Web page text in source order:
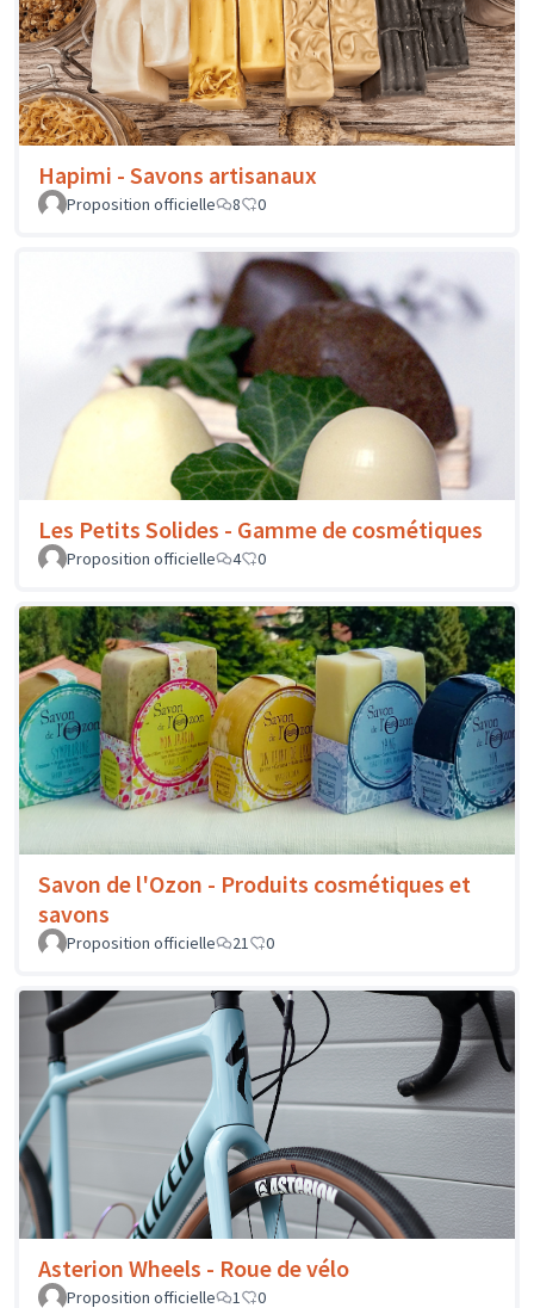
Hapimi - Savons artisanaux
Proposition officielle 8 0
Les Petits Solides - Gamme de cosmétiques
Proposition officielle 4 0
Savon de l'Ozon - Produits cosmétiques et
savons
Proposition officielle 21 0
Asterion Wheels - Roue de vélo
Proposition officielle 1 0